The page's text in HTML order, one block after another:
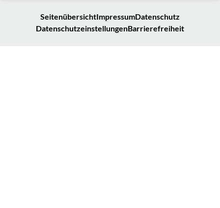
SeitenübersichtImpressumDatenschutz
DatenschutzeinstellungenBarrierefreiheit